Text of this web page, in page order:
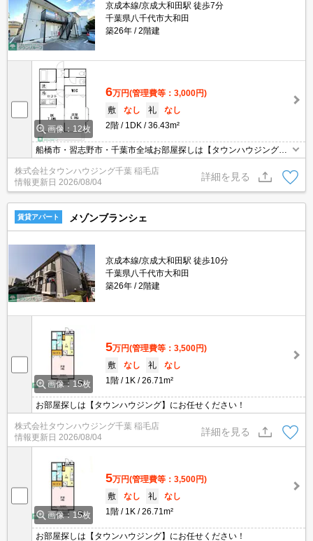
京成本線/京成大和田駅 徒歩7分
千葉県八千代市大和田
築26年
2階建
画像：12枚
6万円(管理費等：3,000円)
敷
なし 礼
なし
2階
1DK 36.43m²
船橋市・習志野市・千葉市全域お部屋探しは【タウンハウジング】
にお任せください！
株式会社タウンハウジング千葉 稲毛店
情報更新日 2026/08/04
詳細を見る
賃貸アパート メゾンブランシェ
京成本線/京成大和田駅 徒歩10分
千葉県八千代市大和田
築26年
2階建
画像：15枚
5万円(管理費等：3,500円)
敷
なし 礼
なし
1階
1K 26.71m²
お部屋探しは【タウンハウジング】にお任せください！
株式会社タウンハウジング千葉 稲毛店
情報更新日 2026/08/04
詳細を見る
画像：15枚
5万円(管理費等：3,500円)
敷
なし 礼
なし
1階
1K 26.71m²
お部屋探しは【タウンハウジング】にお任せください！